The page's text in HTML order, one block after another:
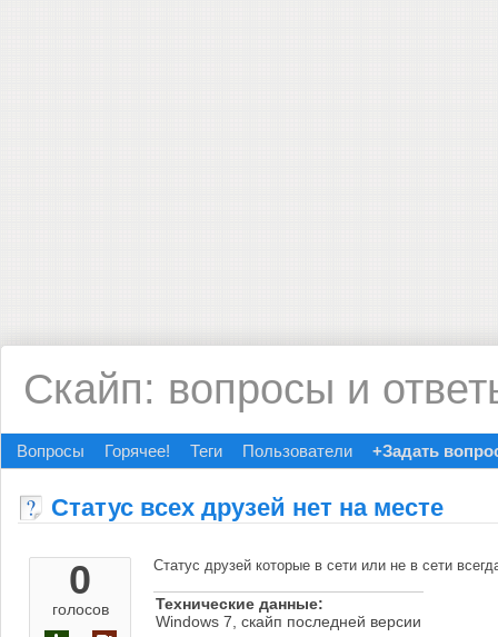
Скайп: вопросы и
Вопросы Горячее! Теги Пользователи +Задать
Статус всех друзей нет на месте
0
голосов
Статус друзей которые в сети или не в сети
Технические данные:
Windows 7, скайп последней версии